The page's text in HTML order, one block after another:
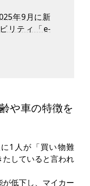
年9月に新
リティ「e-
や車の特徴を
1人が「買い物難
していると言われ
低下し、マイカー